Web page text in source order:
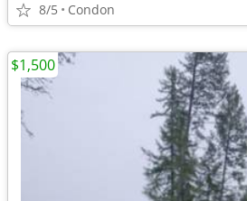
8/5 Condon
$1,500